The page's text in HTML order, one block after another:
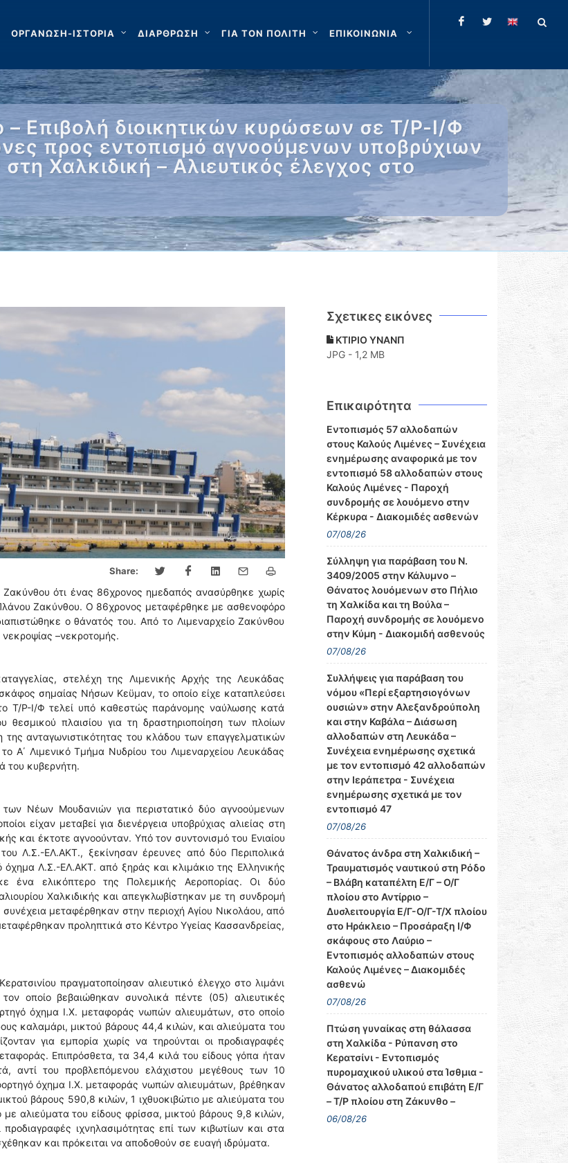
ΟΡΓΑΝΩΣΗ-ΙΣΤΟΡΙΑ ΔΙΑΡΘΡΩΣΗ ΓΙΑ ΤΟΝ ΠΟΛΙΤΗ ΕΠΙΚΟΙΝΩΝΙΑ
Επιβολή διοικητικών κυρώσεων σε Τ/Ρ-Ι/Φ
προς εντοπισμό αγνοούμενων υποβρύχιων
Χαλκιδική – Αλιευτικός έλεγχος στο
Share:
ότι ένας 86χρονος ημεδαπός ανασύρθηκε χωρίς
Ζακύνθου. Ο 86χρονος μεταφέρθηκε με ασθενοφόρο
ο θάνατός του. Από το Λιμεναρχείο Ζακύνθου
νεκροψίας –νεκροτομής.
στελέχη της Λιμενικής Αρχής της Λευκάδας
σημαίας Νήσων Κεϋμαν, το οποίο είχε καταπλεύσει
Τ/Ρ-Ι/Φ τελεί υπό καθεστώς παράνομης ναύλωσης κατά
πλαισίου για τη δραστηριοποίηση των πλοίων
ανταγωνιστικότητας του κλάδου των επαγγελματικών
Α΄ Λιμενικό Τμήμα Νυδρίου του Λιμεναρχείου Λευκάδας
του κυβερνήτη.
Νέων Μουδανιών για περιστατικό δύο αγνοούμενων
είχαν μεταβεί για διενέργεια υποβρύχιας αλιείας στη
και έκτοτε αγνοούνταν. Υπό τον συντονισμό του Ενιαίου
Λ.Σ.-ΕΛ.ΑΚΤ., ξεκίνησαν έρευνες από δύο Περιπολικά
Λ.Σ.-ΕΛ.ΑΚΤ. από ξηράς και κλιμάκιο της Ελληνικής
ένα ελικόπτερο της Πολεμικής Αεροπορίας. Οι δύο
Χαλκιδικής και απεγκλωβίστηκαν με τη συνδρομή
μεταφέρθηκαν στην περιοχή Αγίου Νικολάου, από
προληπτικά στο Κέντρο Υγείας Κασσανδρείας,
πραγματοποίησαν αλιευτικό έλεγχο στο λιμάνι
οποίο βεβαιώθηκαν συνολικά πέντε (05) αλιευτικές
όχημα Ι.Χ. μεταφοράς νωπών αλιευμάτων, στο οποίο
καλαμάρι, μικτού βάρους 44,4 κιλών, και αλιεύματα του
για εμπορία χωρίς να τηρούνται οι προδιαγραφές
Επιπρόσθετα, τα 34,4 κιλά του είδους γόπα ήταν
αντί του προβλεπόμενου ελάχιστου μεγέθους των 10
όχημα Ι.Χ. μεταφοράς νωπών αλιευμάτων, βρέθηκαν
βάρους 590,8 κιλών, 1 ιχθυοκιβώτιο με αλιεύματα του
με αλιεύματα του είδους φρίσσα, μικτού βάρους 9,8 κιλών,
ιχνηλασιμότητας επί των κιβωτίων και στα
και πρόκειται να αποδοθούν σε ευαγή ιδρύματα.
Σχετικες εικόνες
ΚΤΙΡΙΟ ΥΝΑΝΠ
JPG - 1,2 MB
Επικαιρότητα
Εντοπισμός 57 αλλοδαπών
στους Καλούς Λιμένες – Συνέχεια
ενημέρωσης αναφορικά με τον
εντοπισμό 58 αλλοδαπών στους
Καλούς Λιμένες - Παροχή
συνδρομής σε λουόμενο στην
Κέρκυρα - Διακομιδές ασθενών
07/08/26
Σύλληψη για παράβαση του Ν.
3409/2005 στην Κάλυμνο –
Θάνατος λουόμενων στο Πήλιο
τη Χαλκίδα και τη Βούλα –
Παροχή συνδρομής σε λουόμενο
στην Κύμη - Διακομιδή ασθενούς
07/08/26
Συλλήψεις για παράβαση του
νόμου «Περί εξαρτησιογόνων
ουσιών» στην Αλεξανδρούπολη
και στην Καβάλα – Διάσωση
αλλοδαπών στη Λευκάδα –
Συνέχεια ενημέρωσης σχετικά
με τον εντοπισμό 42 αλλοδαπών
στην Ιεράπετρα - Συνέχεια
ενημέρωσης σχετικά με τον
εντοπισμό 47
07/08/26
Θάνατος άνδρα στη Χαλκιδική –
Τραυματισμός ναυτικού στη Ρόδο
– Βλάβη καταπέλτη Ε/Γ – Ο/Γ
πλοίου στο Αντίρριο –
Δυσλειτουργία Ε/Γ-Ο/Γ-Τ/Χ πλοίου
στο Ηράκλειο – Προσάραξη Ι/Φ
σκάφους στο Λαύριο –
Εντοπισμός αλλοδαπών στους
Καλούς Λιμένες – Διακομιδές
ασθενώ
07/08/26
Πτώση γυναίκας στη θάλασσα
στη Χαλκίδα - Ρύπανση στο
Κερατσίνι - Εντοπισμός
πυρομαχικού υλικού στα Ίσθμια -
Θάνατος αλλοδαπού επιβάτη Ε/Γ
– Τ/Ρ πλοίου στη Ζάκυνθο –
06/08/26